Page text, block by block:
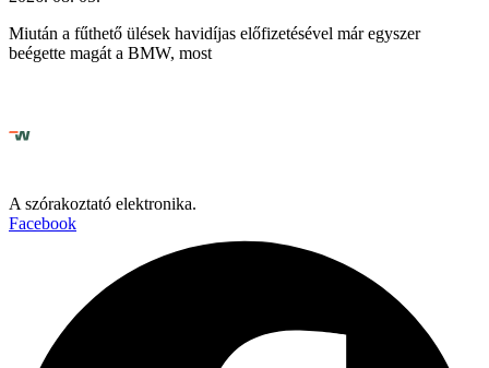
Miután a fűthető ülések havidíjas előfizetésével már egyszer
beégette magát a BMW, most
A szórakoztató elektronika.
Facebook